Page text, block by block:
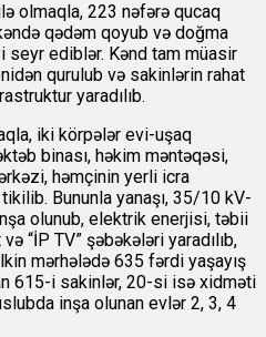
olmaqla, 223 nəfərə qucaq
qədəm qoyub və doğma
seyr ediblər. Kənd tam müasir
qurulub və sakinlərin rahat
yaradılıb.
iki körpələr evi-uşaq
binası, həkim məntəqəsi,
həmçinin yerli icra
Bununla yanaşı, 35/10 kV-
olunub, elektrik enerjisi, təbii
“İP TV” şəbəkələri yaradılıb,
mərhələdə 635 fərdi yaşayış
615-i sakinlər, 20-si isə xidməti
inşa olunan evlər 2, 3, 4